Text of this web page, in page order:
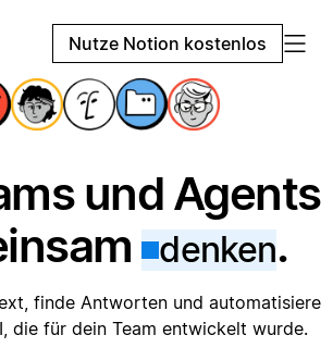
Nutze Notion kostenlos
und Agents
denken.
finde Antworten und automatisiere
die für dein Team entwickelt wurde.